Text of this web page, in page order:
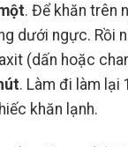
. Để khăn trên
dưới ngực. Rồi
(dấn hoặc
. Làm đi làm lại
khăn lạnh.